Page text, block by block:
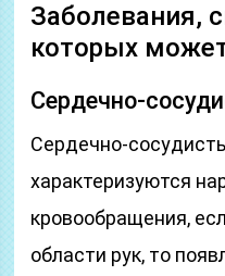
Заболевания,
которых
Сердечно-
Сердечно-
характеризуются
кровообращения,
области рук, то